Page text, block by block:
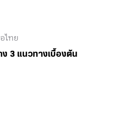
ไทย
3 แนวทางเบื้องต้น